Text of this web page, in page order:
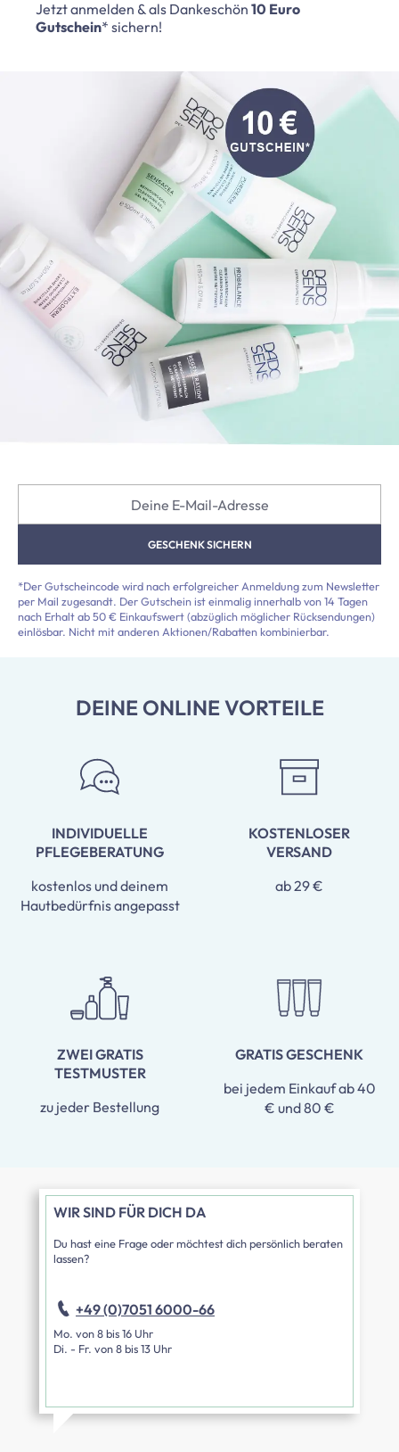
Jetzt anmelden & als Dankeschön 10 Euro
Gutschein* sichern!
GESCHENK SICHERN
*Der Gutscheincode wird nach erfolgreicher Anmeldung zum Newsletter
per Mail zugesandt. Der Gutschein ist einmalig innerhalb von 14 Tagen
nach Erhalt ab 50 € Einkaufswert (abzüglich möglicher Rücksendungen)
einlösbar. Nicht mit anderen Aktionen/Rabatten kombinierbar.
DEINE ONLINE VORTEILE
INDIVIDUELLE
PFLEGEBERATUNG
kostenlos und deinem
Hautbedürfnis angepasst
KOSTENLOSER
VERSAND
ab 29 €
ZWEI GRATIS
TESTMUSTER
zu jeder Bestellung
GRATIS GESCHENK
bei jedem Einkauf ab 40
€ und 80 €
WIR SIND FÜR DICH DA
Du hast eine Frage oder möchtest dich persönlich beraten
lassen?
+49 (0)7051 6000-66
Mo. von 8 bis 16 Uhr
Di. - Fr. von 8 bis 13 Uhr